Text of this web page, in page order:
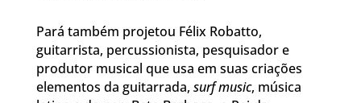
Pará também projetou Félix Robatto,
guitarrista, percussionista, pesquisador e
produtor musical que usa em suas criações
elementos da guitarrada, surf music, música